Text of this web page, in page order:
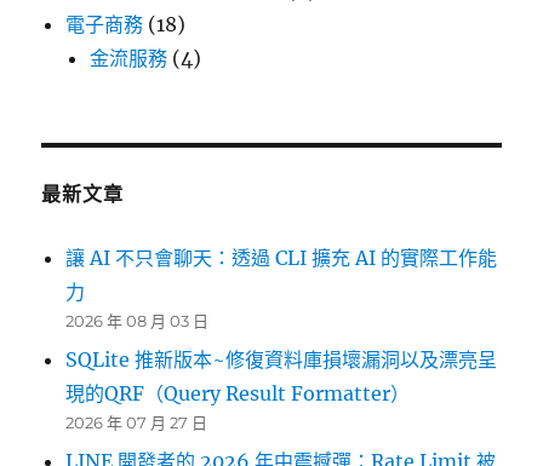
電子商務 (18)
金流服務 (4)
最新文章
讓 AI 不只會聊天：透過 CLI 擴充 AI 的實際工作能
力
2026 年 08 月 03 日
SQLite 推新版本~修復資料庫損壞漏洞以及漂亮呈
現的QRF（Query Result Formatter）
2026 年 07 月 27 日
LINE 開發者的 2026 年中震撼彈：Rate Limit 被